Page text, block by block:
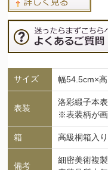
サイズ 幅54.5cm×高
表装
洛彩緞子本
※表装柄が
箱 高級桐箱入り
備考
細密美術複